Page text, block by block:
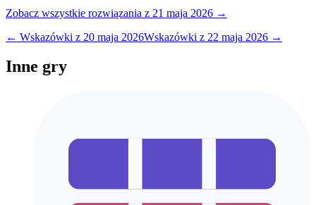
Zobacz wszystkie rozwiązania z 21 maja 2026 →
← Wskazówki z 20 maja 2026Wskazówki z 22 maja 2026 →
Inne gry